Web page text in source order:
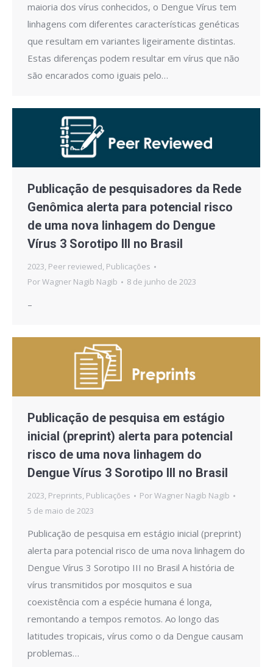
maioria dos vírus conhecidos, o Dengue Vírus tem
linhagens com diferentes características genéticas
que resultam em variantes ligeiramente distintas.
Estas diferenças podem resultar em vírus que não
são encarados como iguais pelo…
Publicação de pesquisadores da Rede
Genômica alerta para potencial risco
de uma nova linhagem do Dengue
Vírus 3 Sorotipo III no Brasil
2023, Peer reviewed, Publicações
PorWagner Nagib Nagib 8 de junho de 2023
–
Publicação de pesquisa em estágio
inicial (preprint) alerta para potencial
risco de uma nova linhagem do
Dengue Vírus 3 Sorotipo III no Brasil
2023, Preprints, Publicações PorWagner Nagib Nagib
5 de maio de 2023
Publicação de pesquisa em estágio inicial (preprint)
alerta para potencial risco de uma nova linhagem do
Dengue Vírus 3 Sorotipo III no Brasil A história de
vírus transmitidos por mosquitos e sua
coexistência com a espécie humana é longa,
remontando a tempos remotos. Ao longo das
latitudes tropicais, vírus como o da Dengue causam
problemas…